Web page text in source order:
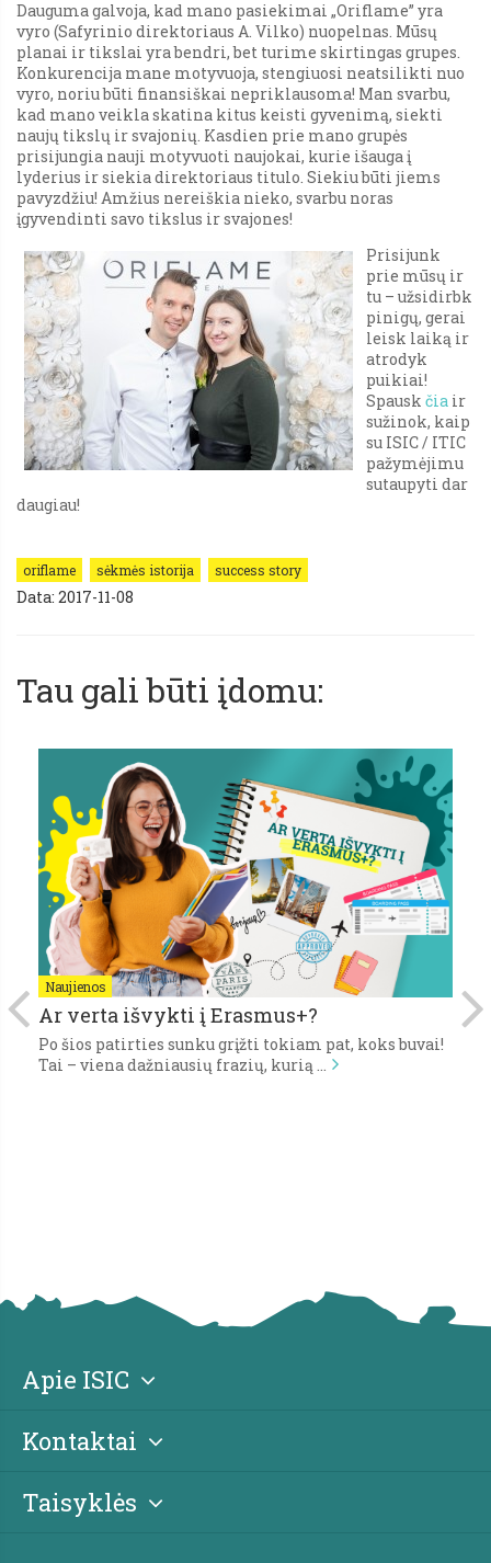
Dauguma galvoja, kad mano pasiekimai „Oriflame” yra
vyro (Safyrinio direktoriaus A. Vilko) nuopelnas. Mūsų
planai ir tikslai yra bendri, bet turime skirtingas grupes.
Konkurencija mane motyvuoja, stengiuosi neatsilikti nuo
vyro, noriu būti finansiškai nepriklausoma! Man svarbu,
kad mano veikla skatina kitus keisti gyvenimą, siekti
naujų tikslų ir svajonių. Kasdien prie mano grupės
prisijungia nauji motyvuoti naujokai, kurie išauga į
lyderius ir siekia direktoriaus titulo. Siekiu būti jiems
pavyzdžiu! Amžius nereiškia nieko, svarbu noras
įgyvendinti savo tikslus ir svajones!
Prisijunk
prie mūsų ir
tu – užsidirbk
pinigų, gerai
leisk laiką ir
atrodyk
puikiai!
Spausk čia ir
sužinok, kaip
su ISIC / ITIC
pažymėjimu
sutaupyti dar
daugiau!
oriflame sėkmės istorija success story
Data: 2017-11-08
Tau gali būti įdomu:
Naujienos
Ar verta išvykti į Erasmus+?
Po šios patirties sunku grįžti tokiam pat, koks buvai!
Tai – viena dažniausių frazių, kurią …
Apie ISIC
Kontaktai
Taisyklės